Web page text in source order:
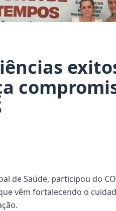
de Saúde, participou do
vêm fortalecendo o